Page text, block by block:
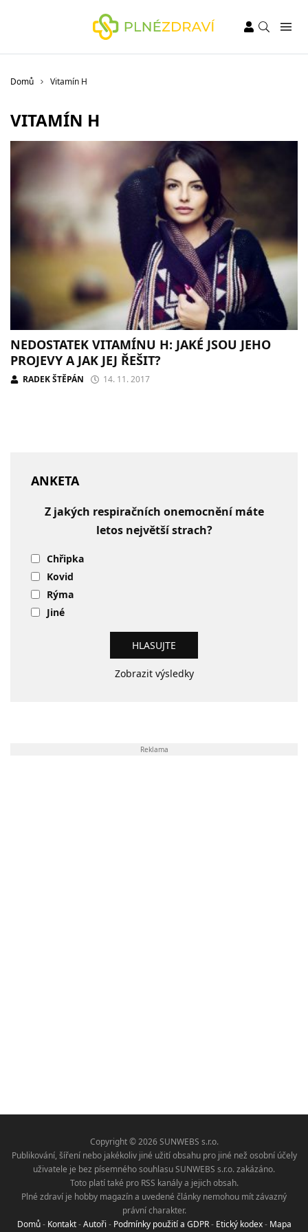
Domů Vitamín H
VITAMÍN H
NEDOSTATEK VITAMÍNU H: JAKÉ JSOU JEHO
PROJEVY A JAK JEJ ŘEŠIT?
RADEK ŠTĚPÁN 14. 11. 2017
ANKETA
Z jakých respiračních onemocnění máte
letos největší strach?
Chřipka
Kovid
Rýma
Jiné
Zobrazit výsledky
Reklama
Copyright © 2026 SUNWEBS s.r.o.
Publikování, šíření nebo jakékoliv jiné užití obsahu pro jiné než osobní účely
uživatele je bez písemného souhlasu SUNWEBS s.r.o. zakázáno.
Toto platí také pro RSS kanály a jejich obsah.
Plné zdraví je hobby magazín a uvedené články nemohou mít závazný
právní charakter.
Domů- Kontakt-Autoři - Podmínky použití a GDPR- Etický kodex- Mapa